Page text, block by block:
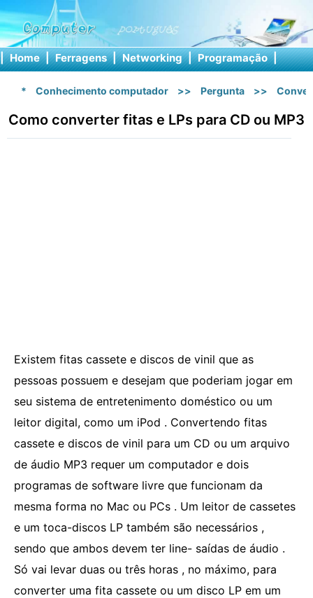
| Home | Ferragens | Networking | Programação |
* Conhecimento computador >> Pergunta >>
Como converter fitas e LPs para CD ou MP3
Existem fitas cassete e discos de vinil que as
pessoas possuem e desejam que poderiam jogar em
seu sistema de entretenimento doméstico ou um
leitor digital, como um iPod . Convertendo fitas
cassete e discos de vinil para um CD ou um arquivo
de áudio MP3 requer um computador e dois
programas de software livre que funcionam da
mesma forma no Mac ou PCs . Um leitor de cassetes
e um toca-discos LP também são necessários ,
sendo que ambos devem ter line- saídas de áudio .
Só vai levar duas ou três horas , no máximo, para
converter uma fita cassete ou um disco LP em um